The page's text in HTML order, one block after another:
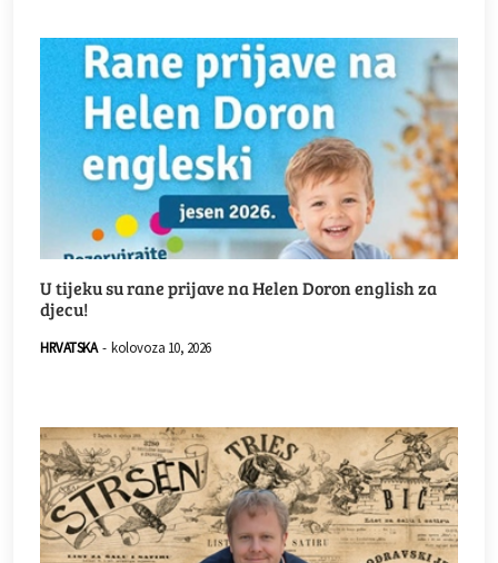
U tijeku su rane prijave na Helen Doron english za
djecu!
HRVATSKA - kolovoza 10, 2026